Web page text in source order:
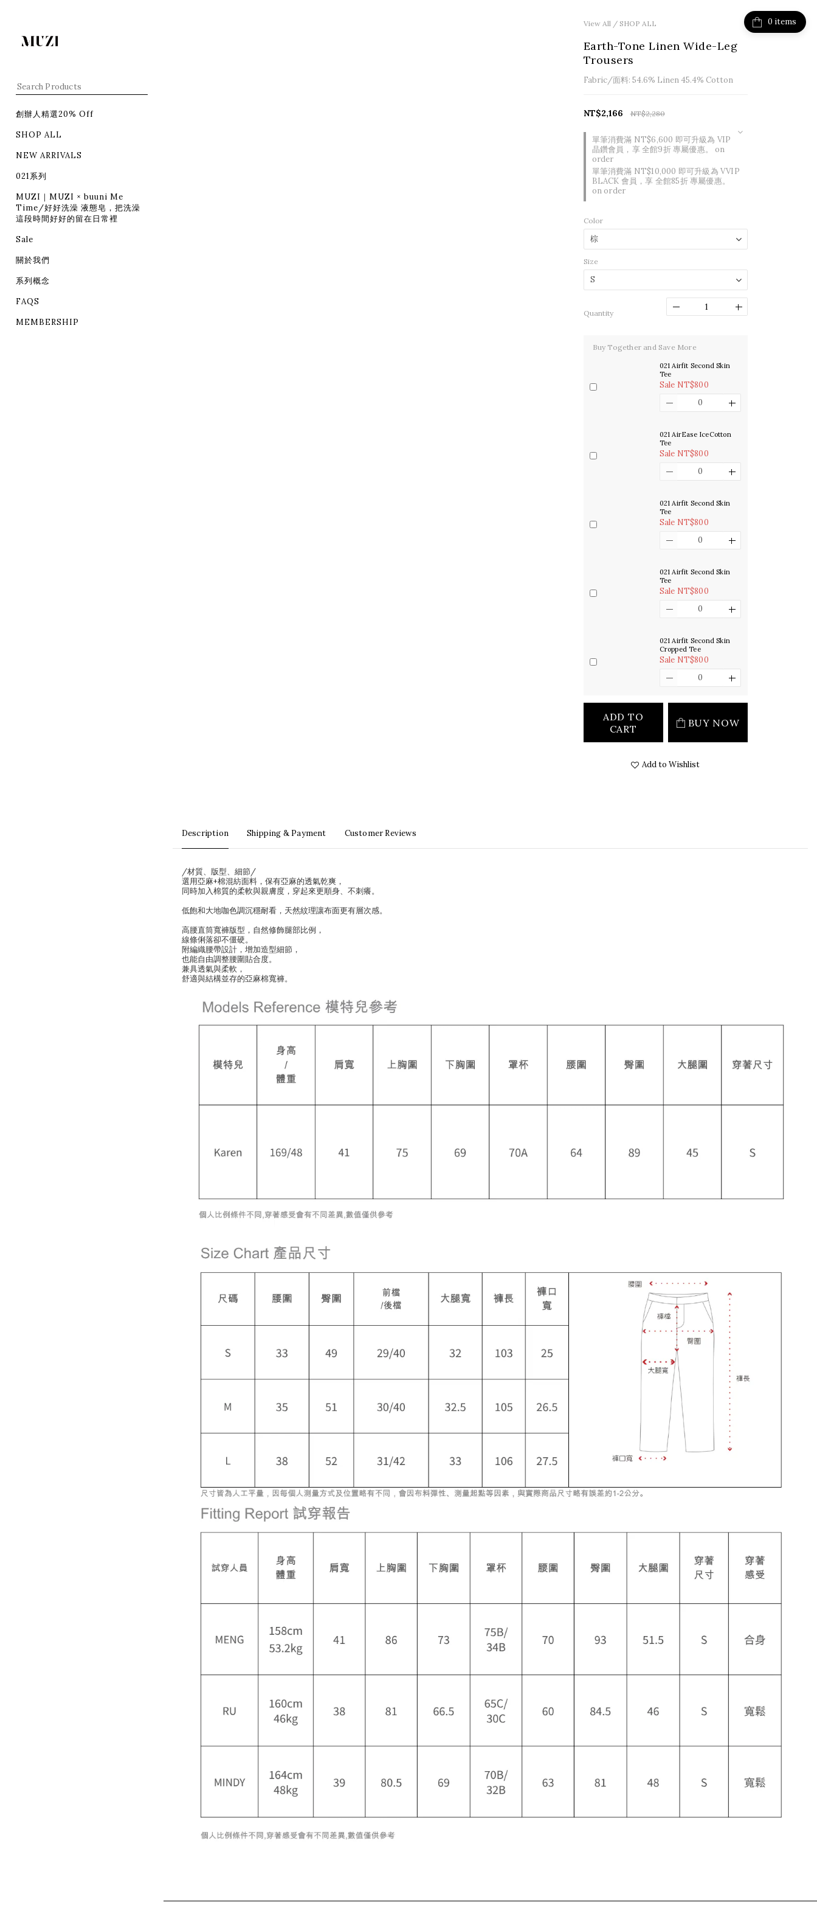
創辦人精選20% Off
SHOP ALL
NEW ARRIVALS
021系列
MUZI｜MUZI × buuni Me
Time/好好洗澡 液態皂，把洗澡
這段時間好好的留在日常裡
Sale
關於我們
系列概念
FAQS
MEMBERSHIP
items
View All/ SHOP ALL
Earth-Tone Linen Wide-Leg
Trousers
Fabric/面料: 54.6% Linen 45.4% Cotton
單筆消費滿 NT$6,600 即可升級為 VIP
晶鑽會員，享 全館9折 專屬優惠。 on
order
單筆消費滿 NT$10,000 即可升級為 VVIP
BLACK 會員，享 全館85折 專屬優惠。
on order
NT$2,280
NT$2,166
Color
Size
Quantity
Buy Together and Save More
021 Airfit Second Skin
Tee
Sale NT$800
021 AirEase IceCotton
Tee
Sale NT$800
021 Airfit Second Skin
Tee
Sale NT$800
021 Airfit Second Skin
Tee
Sale NT$800
021 Airfit Second Skin
Cropped Tee
Sale NT$800
ADD TO
CART
BUY NOW
Add to Wishlist
Description Shipping & Payment Customer Reviews
/材質、版型、細節/
選用亞麻+棉混紡面料，保有亞麻的透氣乾爽，
同時加入棉質的柔軟與親膚度，穿起來更順身、不刺癢。
低飽和大地咖色調沉穩耐看，天然紋理讓布面更有層次感。
高腰直筒寬褲版型，自然修飾腿部比例，
線條俐落卻不僵硬。
附編織腰帶設計，增加造型細節，
也能自由調整腰圍貼合度。
兼具透氣與柔軟，
舒適與結構並存的亞麻棉寬褲。